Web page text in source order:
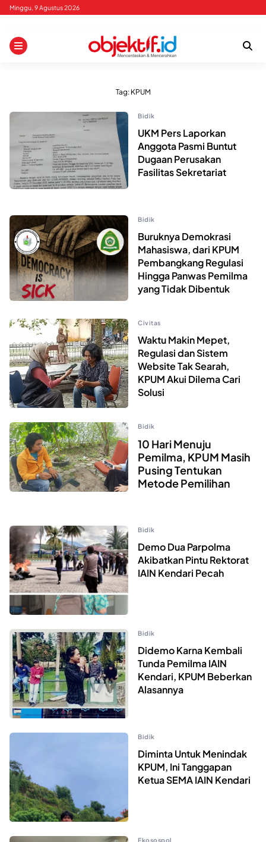
Skip
content
Minggu, 9 Agustus 2026
Tag: KPUM
Bidik
UKM Pers Laporkan
Anggota Pasmi Buntut
Dugaan Perusakan
Fasilitas Sekretariat
Bidik
Buruknya Demokrasi
Mahasiswa, dari KPUM
Pembangkang Regulasi
Hingga Panwas Pemilma
yang Tidak Dibentuk
Civitas
Waktu Makin Mepet,
Regulasi dan Sistem
Website Tak Searah,
KPUM Akui Dilema Cari
Solusi
Bidik
10 Hari Menuju
Pemilma, KPUM Masih
Pusing Tentukan
Metode Pemilihan
Bidik
Demo Dua Parpolma
Akibatkan Pintu Rektorat
IAIN Kendari Pecah
Bidik
Didemo Karna Kembali
Tunda Pemilma IAIN
Kendari, KPUM Beberkan
Alasannya
Bidik
Diminta Untuk Menindak
KPUM, Ini Tanggapan
Ketua SEMA IAIN Kendari
Ekosospol